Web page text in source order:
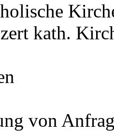
kath.
von